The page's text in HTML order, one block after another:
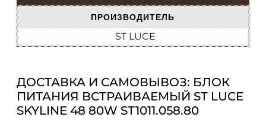
ПРОИЗВОДИТЕЛЬ
ST LUCE
ДОСТАВКА И САМОВЫВОЗ: БЛОК
ПИТАНИЯ ВСТРАИВАЕМЫЙ ST LUCE
SKYLINE 48 80W ST1011.058.80